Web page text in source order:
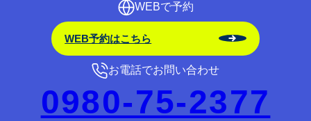
WEBで予約
WEB予約はこちら
お電話でお問い合わせ
0980-75-2377